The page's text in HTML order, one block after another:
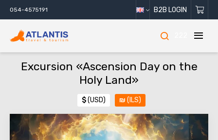
054-4575191 B2B LOGIN
Excursion «Ascension Day on the
Holy Land»
$(USD) ₪ (ILS)